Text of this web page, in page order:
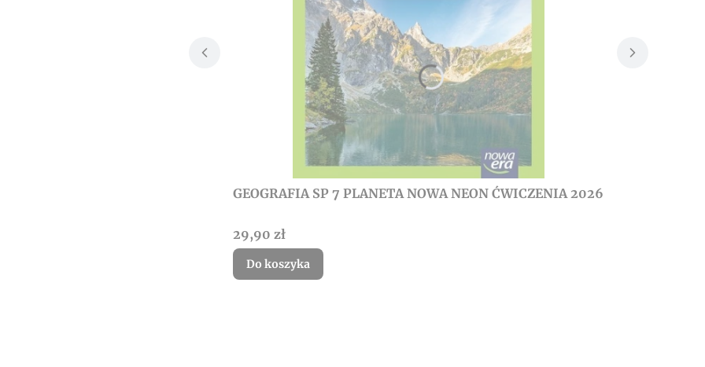
GEOGRAFIA SP 7 PLANETA NOWA NEON ĆWICZENIA 2026
Cena
29,90 zł
Do koszyka